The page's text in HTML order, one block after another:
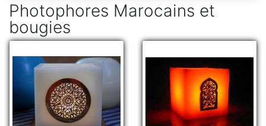
Photophores Marocains et
bougies